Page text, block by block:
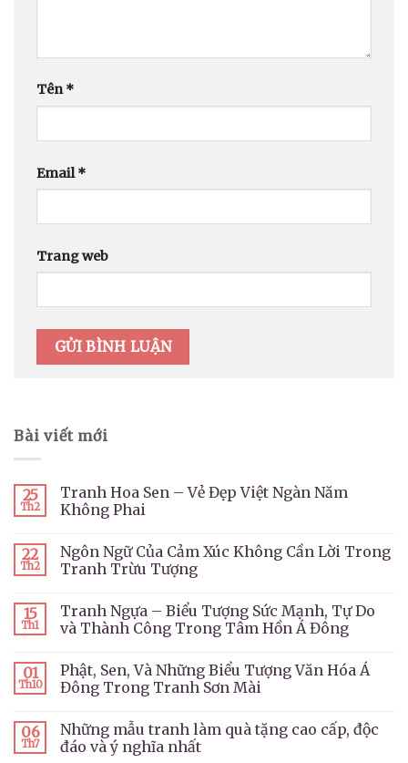
Tên*
Email*
Trang web
Bài viết mới
25
Th2
Tranh Hoa Sen – Vẻ Đẹp Việt Ngàn Năm
Không Phai
22
Th2
Ngôn Ngữ Của Cảm Xúc Không Cần Lời Trong
Tranh Trừu Tượng
15
Th1
Tranh Ngựa – Biểu Tượng Sức Mạnh, Tự Do
và Thành Công Trong Tâm Hồn Á Đông
01
Th10
Phật, Sen, Và Những Biểu Tượng Văn Hóa Á
Đông Trong Tranh Sơn Mài
06
Th7
Những mẫu tranh làm quà tặng cao cấp, độc
đáo và ý nghĩa nhất